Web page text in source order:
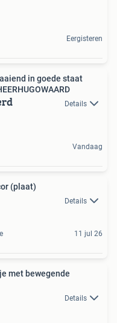
Eergisteren
in goede staat
Details
Vandaag
(plaat)
Details
11 jul 26
met bewegende
Details